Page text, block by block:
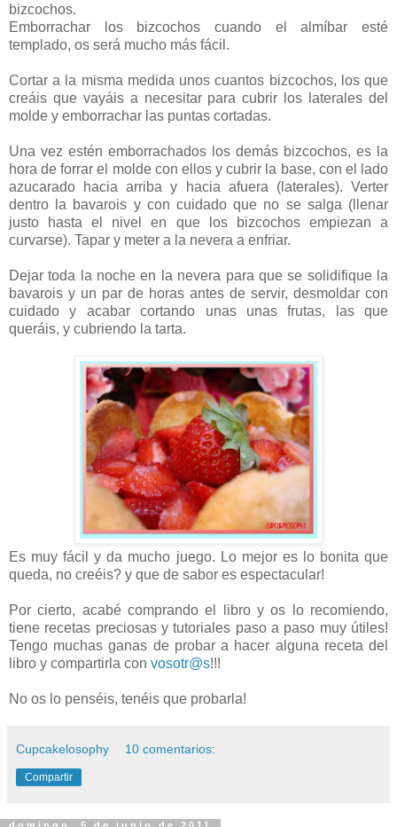
bizcochos.
Emborrachar los bizcochos cuando el almíbar esté
templado, os será mucho más fácil.
Cortar a la misma medida unos cuantos bizcochos, los que
creáis que vayáis a necesitar para cubrir los laterales del
molde y emborrachar las puntas cortadas.
Una vez estén emborrachados los demás bizcochos, es la
hora de forrar el molde con ellos y cubrir la base, con el lado
azucarado hacia arriba y hacia afuera (laterales). Verter
dentro la bavarois y con cuidado que no se salga (llenar
justo hasta el nivel en que los bizcochos empiezan a
curvarse). Tapar y meter a la nevera a enfriar.
Dejar toda la noche en la nevera para que se solidifique la
bavarois y un par de horas antes de servir, desmoldar con
cuidado y acabar cortando unas unas frutas, las que
queráis, y cubriendo la tarta.
Es muy fácil y da mucho juego. Lo mejor es lo bonita que
queda, no creéis? y que de sabor es espectacular!
Por cierto, acabé comprando el libro y os lo recomiendo,
tiene recetas preciosas y tutoriales paso a paso muy útiles!
Tengo muchas ganas de probar a hacer alguna receta del
libro y compartirla con vosotr@s!!!
No os lo penséis, tenéis que probarla!
Cupcakelosophy 10 comentarios:
Compartir